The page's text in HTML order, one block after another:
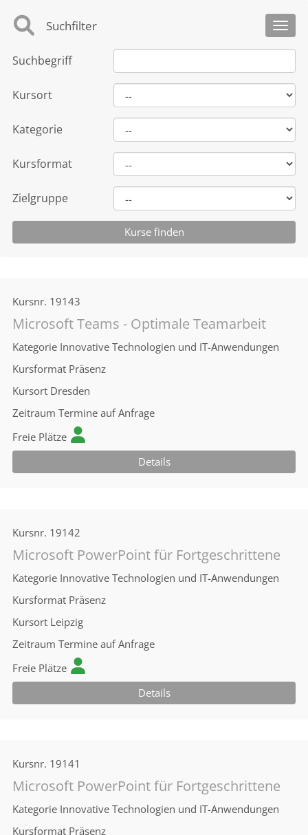
Suchfilter
Suchbegriff
Kursort
Kategorie
Kursformat
Zielgruppe
Kursnr. 19143
Microsoft Teams - Optimale Teamarbeit
Kategorie Innovative Technologien und IT-Anwendungen
Kursformat Präsenz
Kursort Dresden
Zeitraum Termine auf Anfrage
Freie Plätze
Details
Kursnr. 19142
Microsoft PowerPoint für Fortgeschrittene
Kategorie Innovative Technologien und IT-Anwendungen
Kursformat Präsenz
Kursort Leipzig
Zeitraum Termine auf Anfrage
Freie Plätze
Details
Kursnr. 19141
Microsoft PowerPoint für Fortgeschrittene
Kategorie Innovative Technologien und IT-Anwendungen
Kursformat Präsenz